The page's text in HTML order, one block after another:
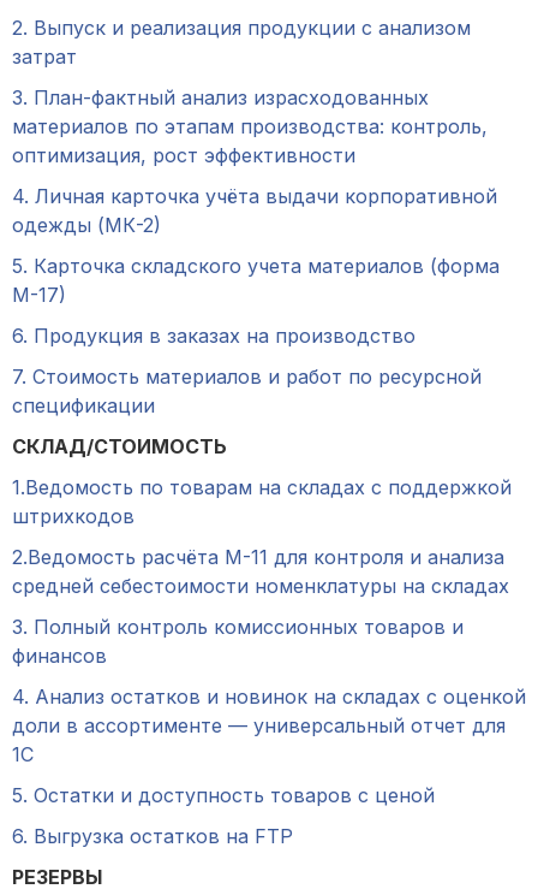
2. Выпуск и реализация продукции с анализом
затрат
3. План-фактный анализ израсходованных
материалов по этапам производства: контроль,
оптимизация, рост эффективности
4. Личная карточка учёта выдачи корпоративной
одежды (МК-2)
5. Карточка складского учета материалов (форма
М-17)
6. Продукция в заказах на производство
7. Стоимость материалов и работ по ресурсной
спецификации
СКЛАД/СТОИМОСТЬ
1.Ведомость по товарам на складах с поддержкой
штрихкодов
2.Ведомость расчёта М-11 для контроля и анализа
средней себестоимости номенклатуры на складах
3. Полный контроль комиссионных товаров и
финансов
4. Анализ остатков и новинок на складах с оценкой
доли в ассортименте — универсальный отчет для
1С
5. Остатки и доступность товаров с ценой
6. Выгрузка остатков на FTP
РЕЗЕРВЫ